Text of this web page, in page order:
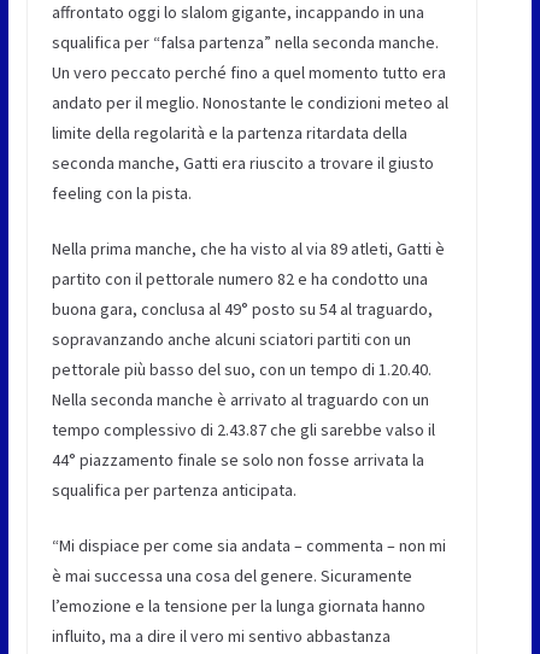
affrontato oggi lo slalom gigante, incappando in una
squalifica per “falsa partenza” nella seconda manche.
Un vero peccato perché fino a quel momento tutto era
andato per il meglio. Nonostante le condizioni meteo al
limite della regolarità e la partenza ritardata della
seconda manche, Gatti era riuscito a trovare il giusto
feeling con la pista.
Nella prima manche, che ha visto al via 89 atleti, Gatti è
partito con il pettorale numero 82 e ha condotto una
buona gara, conclusa al 49° posto su 54 al traguardo,
sopravanzando anche alcuni sciatori partiti con un
pettorale più basso del suo, con un tempo di 1.20.40.
Nella seconda manche è arrivato al traguardo con un
tempo complessivo di 2.43.87 che gli sarebbe valso il
44° piazzamento finale se solo non fosse arrivata la
squalifica per partenza anticipata.
“Mi dispiace per come sia andata – commenta – non mi
è mai successa una cosa del genere. Sicuramente
l’emozione e la tensione per la lunga giornata hanno
influito, ma a dire il vero mi sentivo abbastanza